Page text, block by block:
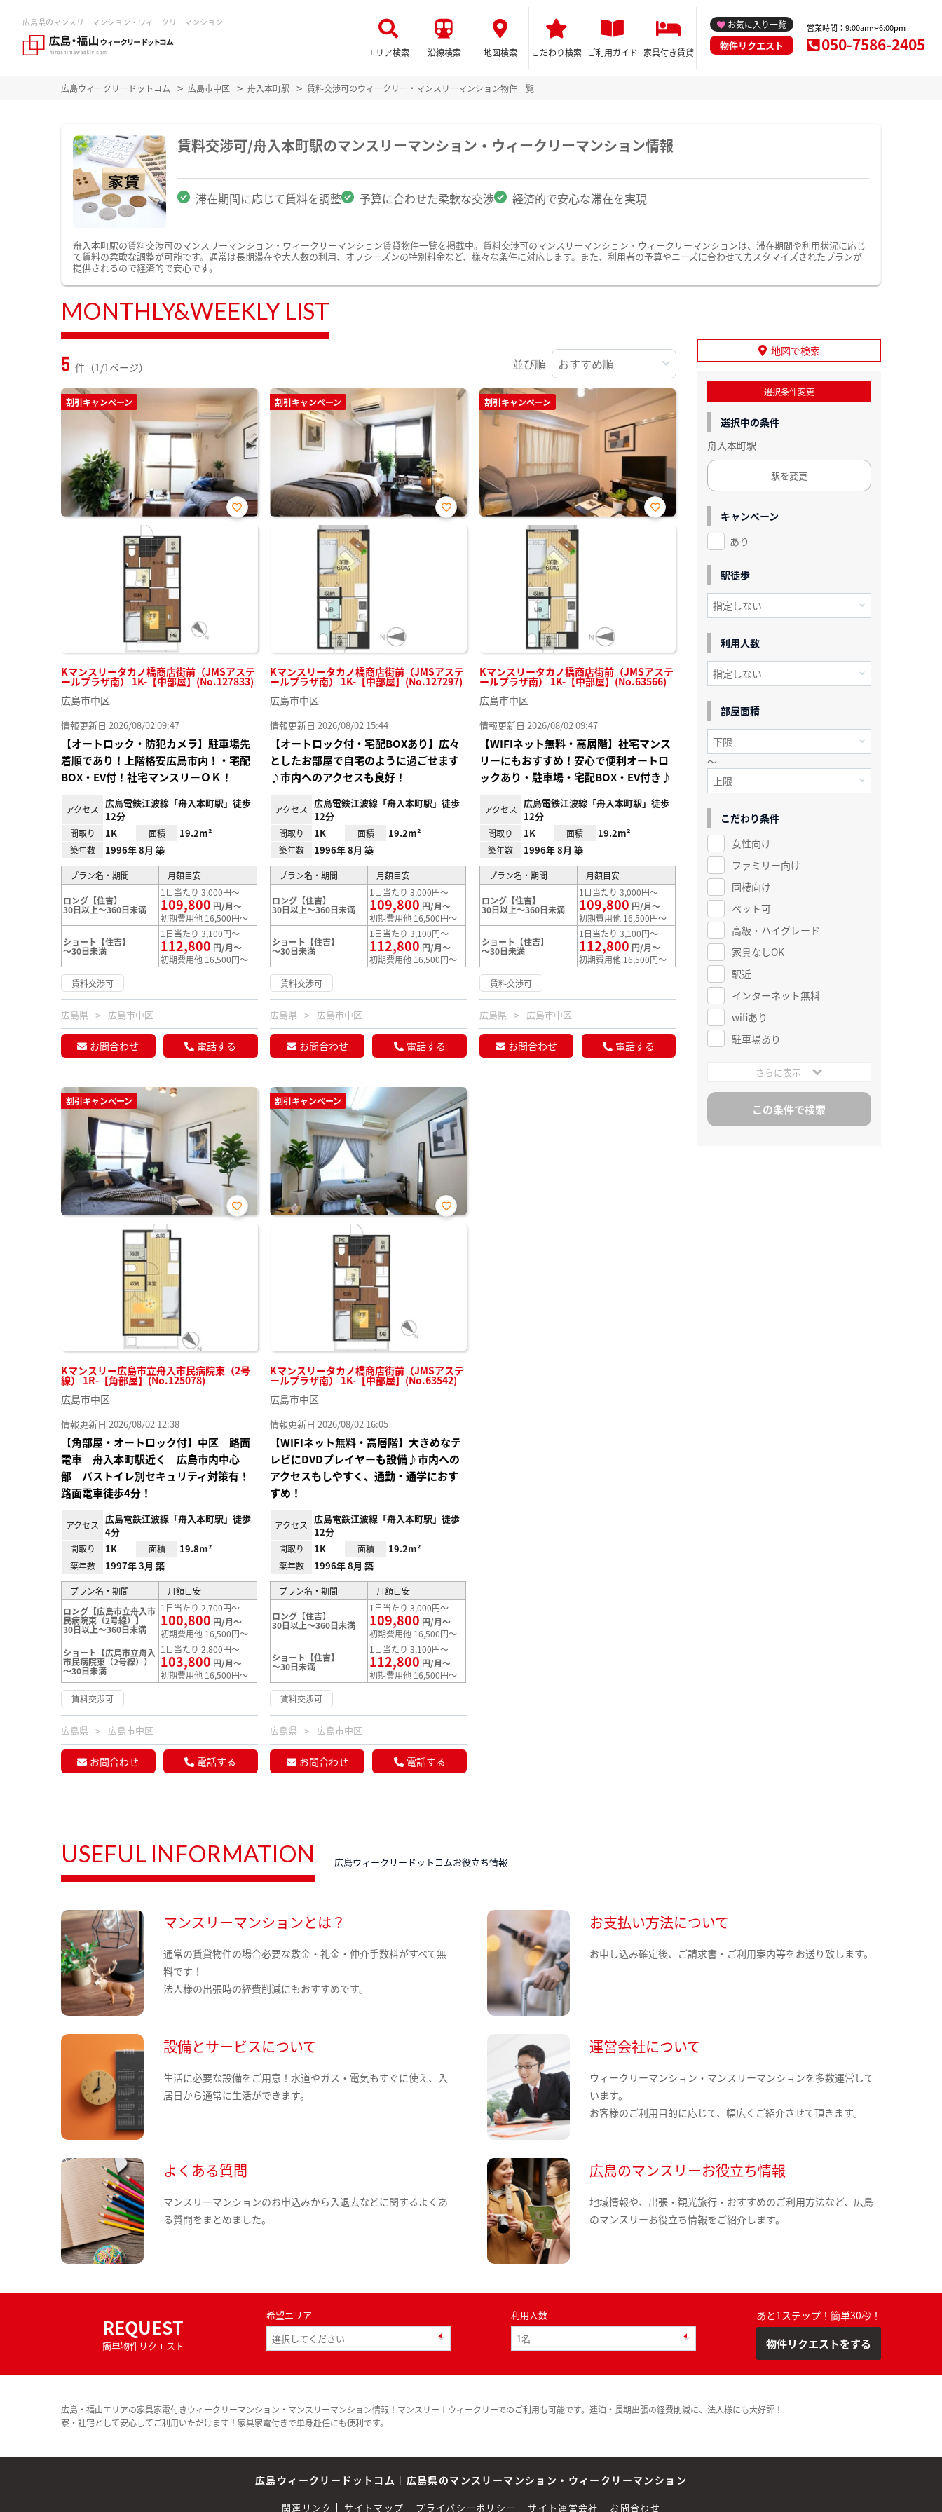
広島県のマンスリーマンション・ウィークリーマンション
エリア検索 沿線検索 地図検索 こだわり検索 ご利用ガイド 家具付き賃貸
お気に入り一覧
物件リクエスト
営業時間：9:00am～6:00pm
050-7586-2405
広島ウィークリードットコム 広島市中区 舟入本町駅 賃料交渉可のウィークリー・マンスリーマンション物件一覧
賃料交渉可/舟入本町駅のマンスリーマンション・ウィークリーマンション情報
滞在期間に応じて賃料を調整 予算に合わせた柔軟な交渉 経済的で安心な滞在を実現
舟入本町駅の賃料交渉可のマンスリーマンション・ウィークリーマンション賃貸物件一覧を掲載中。賃料交渉可のマンスリーマンション・ウィークリーマンションは、滞在期間や利用状況に応じ
て賃料の柔軟な調整が可能です。通常は長期滞在や大人数の利用、オフシーズンの特別料金など、様々な条件に対応します。また、利用者の予算やニーズに合わせてカスタマイズされたプランが
提供されるので経済的で安心です。
MONTHLY&WEEKLY LIST
5 件（1/1ページ） 並び順
割引キャンペーン
Kマンスリータカノ橋商店街前（JMSアステ
ールプラザ南） 1K-【中部屋】(No.127833)
お気
広島市中区
情報更新日 2026/08/02 09:47
【オートロック・防犯カメラ】駐車場先
着順であり！上階格安広島市内！・宅配
BOX・EV付！社宅マンスリーＯＫ！
アクセス
広島電鉄江波線「舟入本町駅」徒歩
12分
間取り 1K 面積 19.2m²
築年数 1996年 8月 築
プラン名・期間 月額目安
ロング【住吉】
30日以上～360日未満
1日当たり 3,000円～
109,800 円/月～
初期費用他 16,500円～
ショート【住吉】
～30日未満
1日当たり 3,100円～
112,800 円/月～
初期費用他 16,500円～
賃料交渉可
広島県 広島市中区
お問合わせ 電話する
割引キャンペーン
Kマンスリータカノ橋商店街前（JMSアステ
ールプラザ南） 1K-【中部屋】(No.127297)
お気
広島市中区
情報更新日 2026/08/02 15:44
【オートロック付・宅配BOXあり】広々
としたお部屋で自宅のように過ごせます
♪市内へのアクセスも良好！
アクセス
広島電鉄江波線「舟入本町駅」徒歩
12分
間取り 1K 面積 19.2m²
築年数 1996年 8月 築
プラン名・期間 月額目安
ロング【住吉】
30日以上～360日未満
1日当たり 3,000円～
109,800 円/月～
初期費用他 16,500円～
ショート【住吉】
～30日未満
1日当たり 3,100円～
112,800 円/月～
初期費用他 16,500円～
賃料交渉可
広島県 広島市中区
お問合わせ 電話する
割引キャンペーン
Kマンスリータカノ橋商店街前（JMSアステ
ールプラザ南） 1K-【中部屋】(No.63566)
お気
広島市中区
情報更新日 2026/08/02 09:47
【WIFIネット無料・高層階】社宅マンス
リーにもおすすめ！安心で便利オートロ
ックあり・駐車場・宅配BOX・EV付き♪
アクセス
広島電鉄江波線「舟入本町駅」徒歩
12分
間取り 1K 面積 19.2m²
築年数 1996年 8月 築
プラン名・期間 月額目安
ロング【住吉】
30日以上～360日未満
1日当たり 3,000円～
109,800 円/月～
初期費用他 16,500円～
ショート【住吉】
～30日未満
1日当たり 3,100円～
112,800 円/月～
初期費用他 16,500円～
賃料交渉可
広島県 広島市中区
お問合わせ 電話する
割引キャンペーン
Kマンスリー広島市立舟入市民病院東（2号
線） 1R-【角部屋】(No.125078)
お気
広島市中区
情報更新日 2026/08/02 12:38
【角部屋・オートロック付】中区 路面
電車 舟入本町駅近く 広島市内中心
部 バストイレ別セキュリティ対策有！
路面電車徒歩4分！
アクセス
広島電鉄江波線「舟入本町駅」徒歩
4分
間取り 1K 面積 19.8m²
築年数 1997年 3月 築
プラン名・期間
月額目安
ロング【広島市立舟入市
民病院東（2号線）】
30日以上～360日未満
1日当たり 2,700円～
100,800 円/月～
初期費用他 16,500円～
ショート【広島市立舟入
市民病院東（2号線）】
～30日未満
1日当たり 2,800円～
103,800 円/月～
初期費用他 16,500円～
賃料交渉可
広島県 広島市中区
お問合わせ 電話する
割引キャンペーン
Kマンスリータカノ橋商店街前（JMSアステ
ールプラザ南） 1K-【中部屋】(No.63542)
お気
広島市中区
情報更新日 2026/08/02 16:05
【WIFIネット無料・高層階】大きめなテ
レビにDVDプレイヤーも設備♪市内への
アクセスもしやすく、通勤・通学におす
すめ！
アクセス
広島電鉄江波線「舟入本町駅」徒歩
12分
間取り 1K 面積 19.2m²
築年数 1996年 8月 築
プラン名・期間 月額目安
ロング【住吉】
30日以上～360日未満
1日当たり 3,000円～
109,800 円/月～
初期費用他 16,500円～
ショート【住吉】
～30日未満
1日当たり 3,100円～
112,800 円/月～
初期費用他 16,500円～
賃料交渉可
広島県 広島市中区
お問合わせ 電話する
地図で検索
選択条件変更
選択中の条件
舟入本町駅
駅を変更
キャンペーン
あり
駅徒歩
利用人数
部屋面積
～
こだわり条件
女性向け
ファミリー向け
同棲向け
ペット可
高級・ハイグレード
家具なしOK
駅近
インターネット無料
wifiあり
駐車場あり
さらに表示
USEFUL INFORMATION 広島ウィークリードットコムお役立ち情報
マンスリーマンションとは？
通常の賃貸物件の場合必要な敷金・礼金・仲介手数料がすべて無
料です！
法人様の出張時の経費削減にもおすすめです。
お支払い方法について
お申し込み確定後、ご請求書・ご利用案内等をお送り致します。
設備とサービスについて
生活に必要な設備をご用意！水道やガス・電気もすぐに使え、入
居日から通常に生活ができます。
運営会社について
ウィークリーマンション・マンスリーマンションを多数運営して
います。
お客様のご利用目的に応じて、幅広くご紹介させて頂きます。
よくある質問
マンスリーマンションのお申込みから入退去などに関するよくあ
る質問をまとめました。
広島のマンスリーお役立ち情報
地域情報や、出張・観光旅行・おすすめのご利用方法など、広島
のマンスリーお役立ち情報をご紹介します。
REQUEST
簡単物件リクエスト
希望エリア 利用人数 あと1ステップ！簡単30秒！
物件リクエストをする
広島・福山エリアの家具家電付きウィークリーマンション・マンスリーマンション情報！マンスリー＋ウィークリーでのご利用も可能です。連泊・長期出張の経費削減に、法人様にも大好評！
寮・社宅として安心してご利用いただけます！家具家電付きで単身赴任にも便利です。
広島ウィークリードットコム ｜ 広島県のマンスリーマンション・ウィークリーマンション
関連リンク サイトマップ プライバシーポリシー サイト運営会社 お問合わせ